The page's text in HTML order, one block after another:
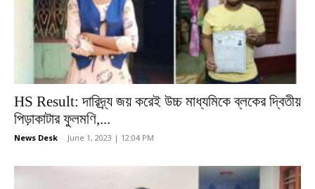
HS Result: দারিদ্র্য জয় করেই উচ্চ মাধ্যমিকে ব্লকের দ্বিতীয়
পিড়াকাটার ফুলমণি,...
News Desk - June 1, 2023 | 12:04 PM